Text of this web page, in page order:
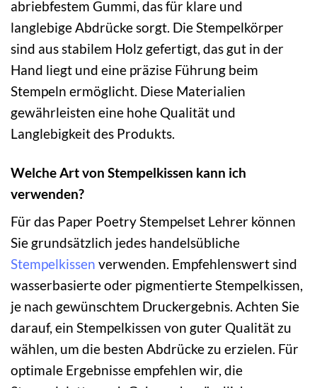
abriebfestem Gummi, das für klare und
langlebige Abdrücke sorgt. Die Stempelkörper
sind aus stabilem Holz gefertigt, das gut in der
Hand liegt und eine präzise Führung beim
Stempeln ermöglicht. Diese Materialien
gewährleisten eine hohe Qualität und
Langlebigkeit des Produkts.
Welche Art von Stempelkissen kann ich
verwenden?
Für das Paper Poetry Stempelset Lehrer können
Sie grundsätzlich jedes handelsübliche
Stempelkissen verwenden. Empfehlenswert sind
wasserbasierte oder pigmentierte Stempelkissen,
je nach gewünschtem Druckergebnis. Achten Sie
darauf, ein Stempelkissen von guter Qualität zu
wählen, um die besten Abdrücke zu erzielen. Für
optimale Ergebnisse empfehlen wir, die